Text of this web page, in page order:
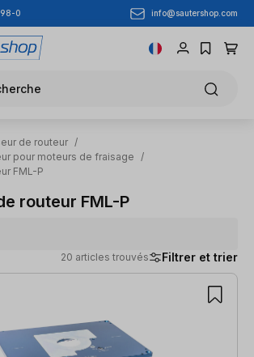
principal
0 info@sautershop.com
de routeur
/
pour moteurs de fraisage
/
FML-P
routeur FML-P
20 articles trouvés Filtrer et trier